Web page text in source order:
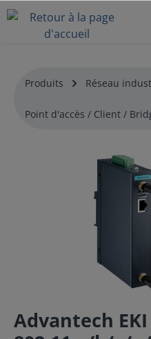
Produits Réseau
Point d'accès / Client /
Advantech EKI